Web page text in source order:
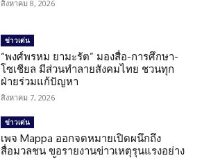
สิงหาคม 8, 2026
ข่าวเด่น
“พงศ์พรหม ยามะรัต” มองสื่อ-การศึกษา-
โซเชียล มีส่วนทำลายสังคมไทย ชวนทุก
ฝ่ายร่วมแก้ปัญหา
สิงหาคม 7, 2026
ข่าวเด่น
เพจ Mappa ออกจดหมายเปิดผนึกถึง
สื่อมวลชน ขอรายงานข่าวเหตุรุนแรงอย่าง